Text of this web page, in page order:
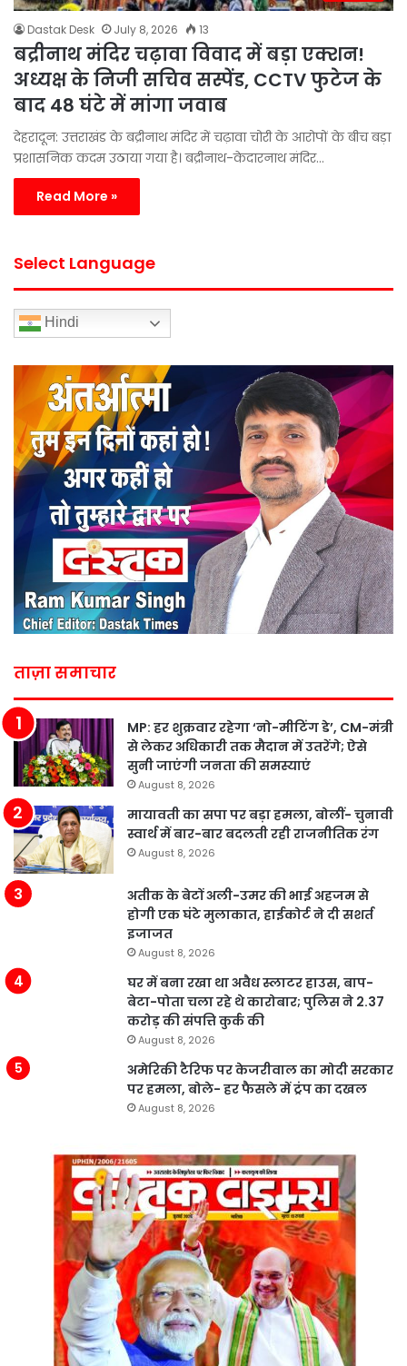
Dastak Desk July 8, 2026 13
बद्रीनाथ मंदिर चढ़ावा विवाद में बड़ा एक्शन!
अध्यक्ष के निजी सचिव सस्पेंड, CCTV फुटेज के
बाद 48 घंटे में मांगा जवाब
देहरादून: उत्तराखंड के बद्रीनाथ मंदिर में चढ़ावा चोरी के आरोपों के बीच बड़ा
प्रशासनिक कदम उठाया गया है। बद्रीनाथ-केदारनाथ मंदिर…
Read More »
Select Language
Hindi
ताज़ा समाचार
MP: हर शुक्रवार रहेगा ‘नो-मीटिंग डे’, CM-मंत्री
से लेकर अधिकारी तक मैदान में उतरेंगे; ऐसे
सुनी जाएंगी जनता की समस्याएं
August 8, 2026
मायावती का सपा पर बड़ा हमला, बोलीं- चुनावी
स्वार्थ में बार-बार बदलती रही राजनीतिक रंग
August 8, 2026
अतीक के बेटों अली-उमर की भाई अहजम से
होगी एक घंटे मुलाकात, हाईकोर्ट ने दी सशर्त
इजाजत
August 8, 2026
घर में बना रखा था अवैध स्लाटर हाउस, बाप-
बेटा-पोता चला रहे थे कारोबार; पुलिस ने 2.37
करोड़ की संपत्ति कुर्क की
August 8, 2026
अमेरिकी टैरिफ पर केजरीवाल का मोदी सरकार
पर हमला, बोले- हर फैसले में ट्रंप का दखल
August 8, 2026